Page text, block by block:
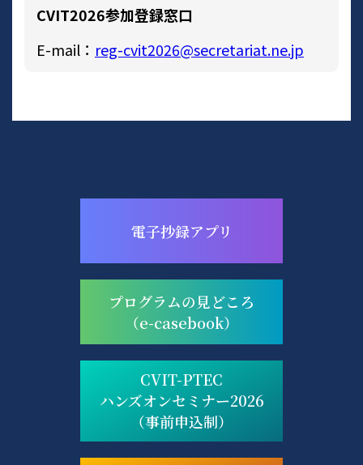
CVIT2026参加登録窓口
E-mail： reg-cvit2026@secretariat.ne.jp
電子抄録アプリ
プログラムの見どころ
（e-casebook）
CVIT-PTEC
ハンズオンセミナー2026
（事前申込制）